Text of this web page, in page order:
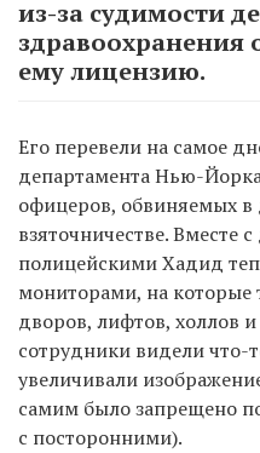
из-за судимости
здравоохранения
ему лицензию.
Его перевели на самое
департамента Нью-
офицеров, обвиняемых
взяточничестве. Вместе
полицейскими Хадид
мониторами, на которые
дворов, лифтов, холлов
сотрудники видели что-
увеличивали
самим было запрещено
с посторонними).